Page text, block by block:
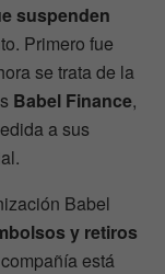
suspenden
Primero fue
se trata de la
Babel Finance,
a sus
Babel
y retiros
está